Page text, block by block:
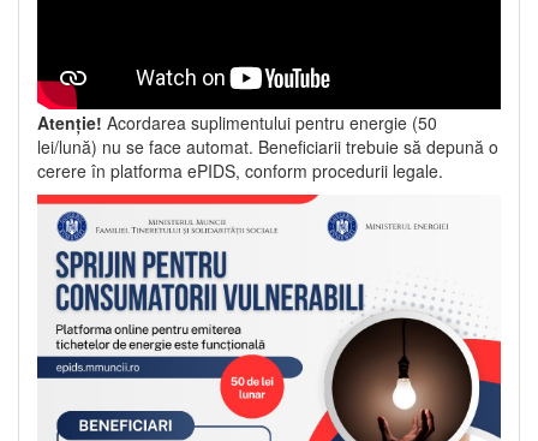
Atenție! Acordarea suplimentului pentru energie (50
lei/lună) nu se face automat. Beneficiarii trebuie să depună o
cerere în platforma ePIDS, conform procedurii legale.